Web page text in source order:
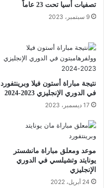
تصفيات أسيا تحت 23 عاماً
9 سبتمبر، 2023
نتيجة مباراة أستون فيلا وبرينتفورد
في الدوري الإنجليزي 2023-2024
17 ديسمبر، 2023
موعد ومعلق مباراة مانشستر
يونايتد وتشيلسي في الدوري
الإنجليزي
24 أبريل، 2022